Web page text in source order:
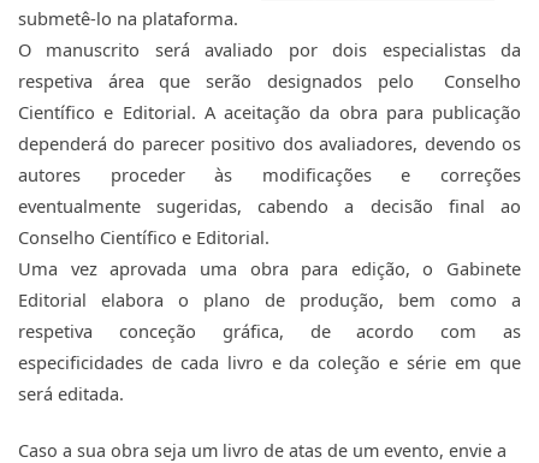
submetê-lo na plataforma.
O manuscrito será avaliado por dois especialistas da
respetiva área que serão designados pelo  Conselho
Científico e Editorial. A aceitação da obra para publicação
dependerá do parecer positivo dos avaliadores, devendo os
autores proceder às modificações e correções
eventualmente sugeridas, cabendo a decisão final ao
Conselho Científico e Editorial.
Uma vez aprovada uma obra para edição, o Gabinete
Editorial elabora o plano de produção, bem como a
respetiva conceção gráfica, de acordo com as
especificidades de cada livro e da coleção e série em que
será editada.
Caso a sua obra seja um livro de atas de um evento, envie a